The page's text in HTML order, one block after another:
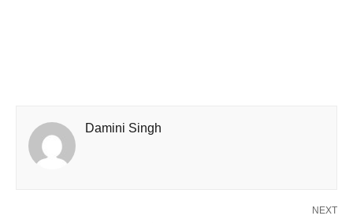
Damini Singh
NEXT